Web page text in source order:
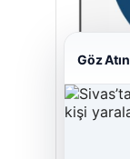
Göz Atın